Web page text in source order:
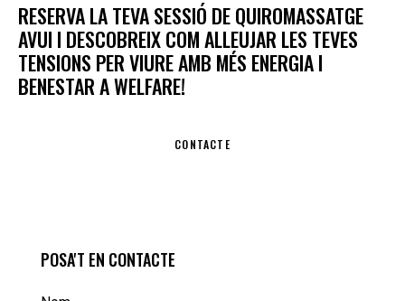
RESERVA LA TEVA SESSIÓ DE QUIROMASSATGE
AVUI I DESCOBREIX COM ALLEUJAR LES TEVES
TENSIONS PER VIURE AMB MÉS ENERGIA I
BENESTAR A WELFARE!
CONTACTE
POSA'T EN CONTACTE